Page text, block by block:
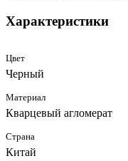
Характеристики
Цвет
Черный
Материал
Кварцевый агломерат
Страна
Китай